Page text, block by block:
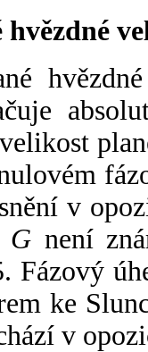
hvězdné
v
G není
Fázový
ke
v